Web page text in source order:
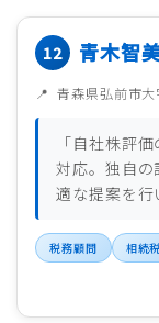
青木智
青森県弘前市大
「自社株評
対応。独自の
適な提案を行
税務顧問 相続税